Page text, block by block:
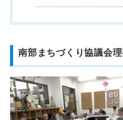
南部まちづくり協議会